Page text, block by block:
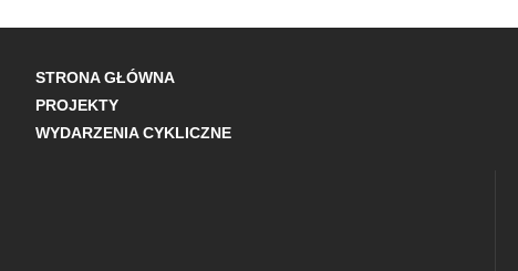
STRONA GŁÓWNA
PROJEKTY
WYDARZENIA CYKLICZNE